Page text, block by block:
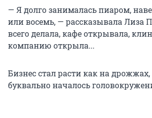
— Я долго занималась пиаром,
или восемь, — рассказывала Лиза
всего делала, кафе открывала,
компанию открыла...
Бизнес стал расти как на
буквально началось